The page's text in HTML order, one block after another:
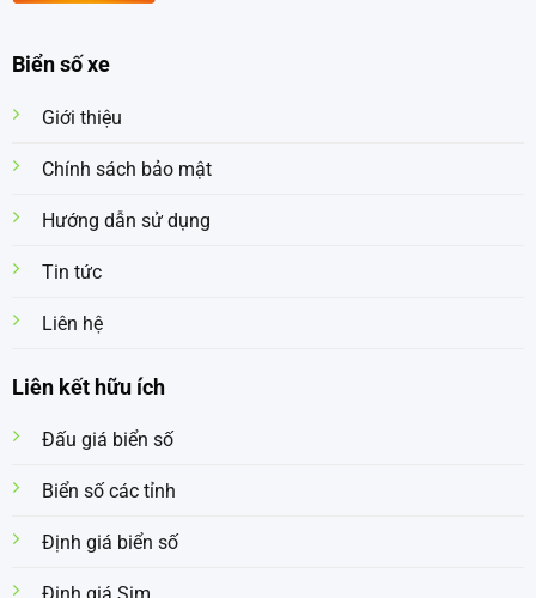
Biển số xe
Giới thiệu
Chính sách bảo mật
Hướng dẫn sử dụng
Tin tức
Liên hệ
Liên kết hữu ích
Đấu giá biển số
Biển số các tỉnh
Định giá biển số